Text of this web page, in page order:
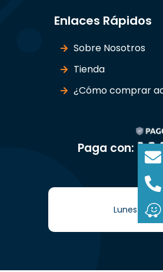
Enlaces Rápidos
Sobre Nosotros
Tienda
¿Cómo comprar
Paga con:
Lunes a